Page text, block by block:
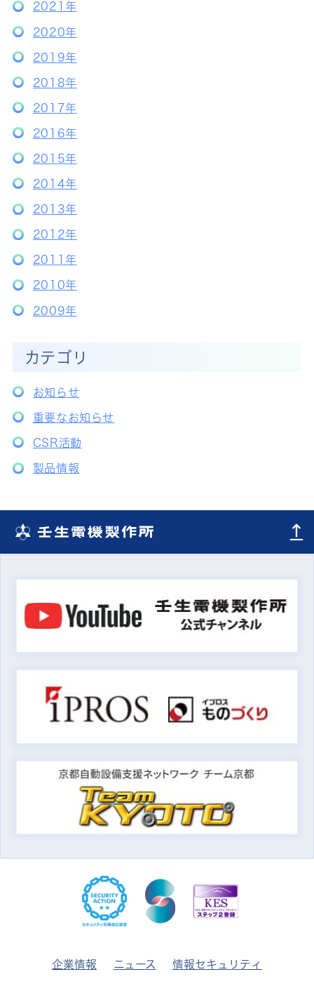
2021年
2020年
2019年
2018年
2017年
2016年
2015年
2014年
2013年
2012年
2011年
2010年
2009年
カテゴリ
お知らせ
重要なお知らせ
CSR活動
製品情報
企業情報 ニュース 情報セキュリティ